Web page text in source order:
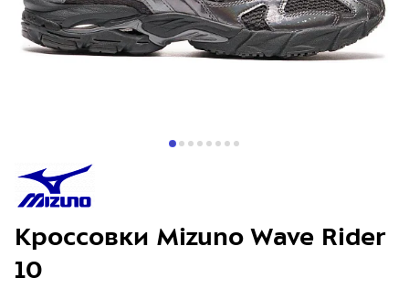
Кроссовки Mizuno Wave Rider
10